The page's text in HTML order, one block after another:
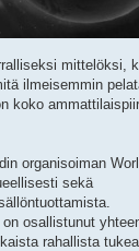
mittelöksi,
ilmeisemmin
koko
organisoiman
sekä
osallistunut
rahallista